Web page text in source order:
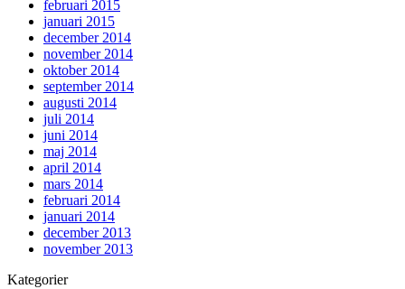
februari 2015
januari 2015
december 2014
november 2014
oktober 2014
september 2014
augusti 2014
juli 2014
juni 2014
maj 2014
april 2014
mars 2014
februari 2014
januari 2014
december 2013
november 2013
Kategorier